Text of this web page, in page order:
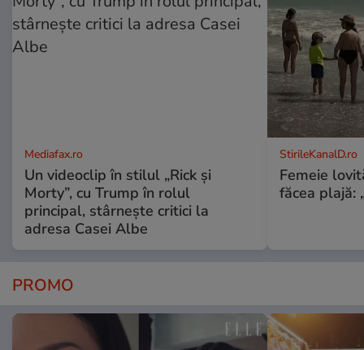
Mediafax.ro
Un videoclip în stilul „Rick și
Morty”, cu Trump în rolul
principal, stârnește critici la
adresa Casei Albe
StirileKanalD.ro
Femeie
făcea plajă:
PROMO